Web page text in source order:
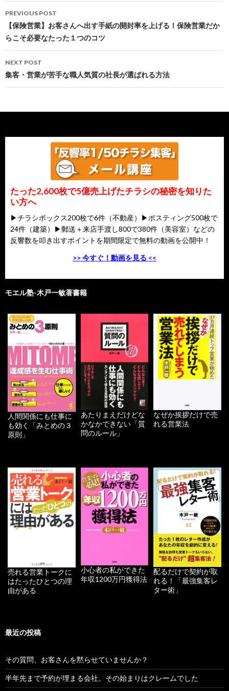
Post
navigation
PREVIOUS POST
【保険営業】お客さんへ出す手紙の開封率を上げる！保険営業だか
らこそ必要なたった１つのコツ
NEXT POST
集客・営業が苦手な職人気質の社長が選ばれる方法
たった2,600枚で5億売上げたチラシの秘密を知りた
い方へ
▶チラシボックス200枚で6件（不動産）▶ポスティング500枚で
24件（建築）▶郵送＋来店手渡し800で380件（美容室）などの
反響数を叩き出すポイントを期間限定で無料の動画を公開中！
>> 今すぐ！動画を見る <<
モエル塾-木戸一敏著書籍
人間関係にも仕事に
も効く「みとめの３
原則」
あたりまえだけどな
かなかできない「質
問のルール」
なぜか挨拶だけで売
れる営業法
売れる営業トークに
はたったひとつの理
由がある
小心者の私ができた
年収1200万円獲得法
配るだけで契約が取
れる！「最強集客レ
ター術」
最近の投稿
その質問、お客さんを黙らせていませんか？
半年先まで予約が埋まる会社。その始まりはクレームでした